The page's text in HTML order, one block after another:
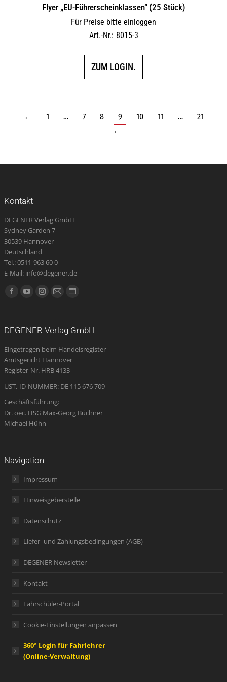
Flyer „EU-Führerscheinklassen“ (25 Stück)
Für Preise bitte einloggen
Art.-Nr.: 8015-3
ZUM LOGIN.
← 1 … 7 8 9 10 11 …
21
→
Kontakt
DEGENER Verlag GmbH
Sydney Garden 7
30539 Hannover
Deutschland
Tel.: 0511-963 60 0
E-Mail: info@degener.de
Finden Sie uns auf:
Facebook
in
new
window
YouTube
in
new
window
Instagram
in
new
window
E-
opens
in
new
window
Website
in
new
DEGENER Verlag GmbH
Eingetragen beim Handelsregister
Amtsgericht Hannover
Register-Nr. HRB 4133
UST.-ID-NUMMER: DE 115 676 709
Geschäftsführung:
Dr. oec. HSG Max-Georg Büchner
Michael Hühn
Navigation
Impressum
Hinweisgeberstelle
Datenschutz
Liefer- und Zahlungsbedingungen (AGB)
DEGENER Newsletter
Kontakt
Fahrschüler-Portal
Cookie-Einstellungen anpassen
360° Login für Fahrlehrer
(Online-Verwaltung)